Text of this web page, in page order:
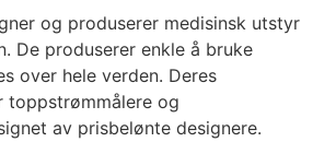
og produserer medisinsk utstyr
De produserer enkle å bruke
over hele verden. Deres
toppstrømmålere og
av prisbelønte designere.